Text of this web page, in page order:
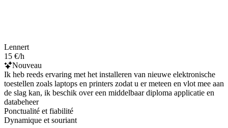
Lennert
15 €/h
Nouveau
Ik heb reeds ervaring met het installeren van nieuwe elektronische
toestellen zoals laptops en printers zodat u er meteen en vlot mee aan
de slag kan, ik beschik over een middelbaar diploma applicatie en
databeheer
Ponctualité et fiabilité
Dynamique et souriant